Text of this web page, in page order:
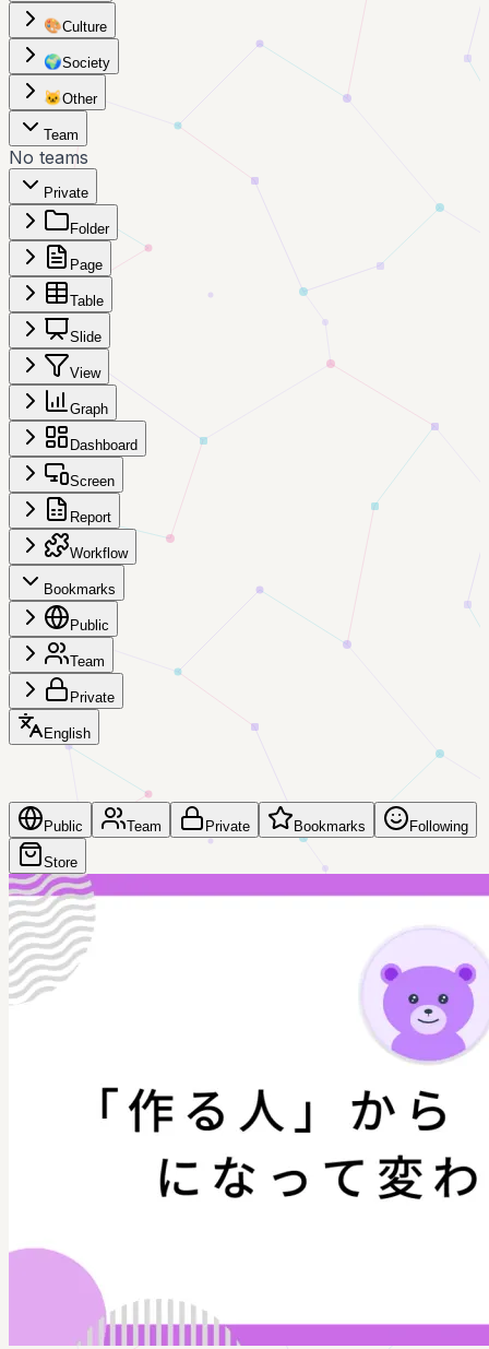
🎨Culture
🌍Society
🐱Other
Team
No teams
Private
Folder
Page
Table
Slide
View
Graph
Dashboard
Screen
Report
Workflow
Bookmarks
Public
Team
Private
English
Public Team Private Bookmarks Following
Store